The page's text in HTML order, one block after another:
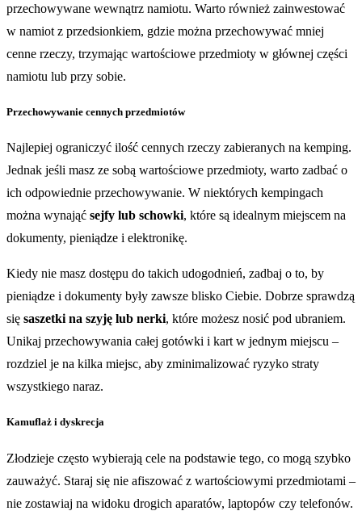
przechowywane wewnątrz namiotu. Warto również zainwestować
w namiot z przedsionkiem, gdzie można przechowywać mniej
cenne rzeczy, trzymając wartościowe przedmioty w głównej części
namiotu lub przy sobie.
Przechowywanie cennych przedmiotów
Najlepiej ograniczyć ilość cennych rzeczy zabieranych na kemping.
Jednak jeśli masz ze sobą wartościowe przedmioty, warto zadbać o
ich odpowiednie przechowywanie. W niektórych kempingach
można wynająć sejfy lub schowki, które są idealnym miejscem na
dokumenty, pieniądze i elektronikę.
Kiedy nie masz dostępu do takich udogodnień, zadbaj o to, by
pieniądze i dokumenty były zawsze blisko Ciebie. Dobrze sprawdzą
się saszetki na szyję lub nerki, które możesz nosić pod ubraniem.
Unikaj przechowywania całej gotówki i kart w jednym miejscu –
rozdziel je na kilka miejsc, aby zminimalizować ryzyko straty
wszystkiego naraz.
Kamuflaż i dyskrecja
Złodzieje często wybierają cele na podstawie tego, co mogą szybko
zauważyć. Staraj się nie afiszować z wartościowymi przedmiotami –
nie zostawiaj na widoku drogich aparatów, laptopów czy telefonów.